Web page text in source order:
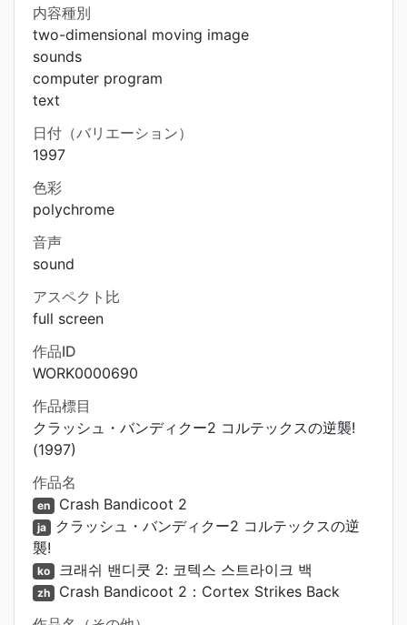
内容種別
two-dimensional moving image
sounds
computer program
text
日付（バリエーション）
1997
色彩
polychrome
音声
sound
アスペクト比
full screen
作品ID
WORK0000690
作品標目
クラッシュ・バンディクー2 コルテックスの逆襲!
(1997)
作品名
en Crash Bandicoot 2
ja クラッシュ・バンディクー2 コルテックスの逆
襲!
ko 크래쉬 밴디쿳 2: 코텍스 스트라이크 백
zh Crash Bandicoot 2：Cortex Strikes Back